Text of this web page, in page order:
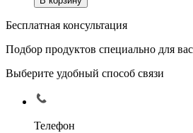
Бесплатная консультация
Подбор продуктов специально для вас
Выберите удобный способ связи
Телефон